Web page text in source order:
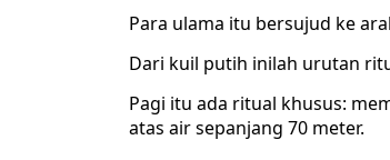
Para ulama itu bersujud ke
Dari kuil putih inilah urutan
Pagi itu ada ritual khusus:
atas air sepanjang 70 meter.